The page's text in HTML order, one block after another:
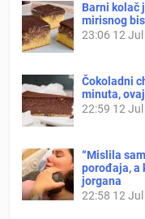
Barni kolač
mirisnog
23:06 12
Čokoladni
minuta,
22:59 12
“Mislila
porođaja, a
jorgana
22:58 12